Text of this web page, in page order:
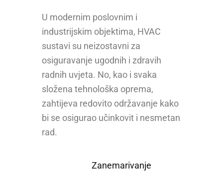
U modernim poslovnim i
industrijskim objektima, HVAC
sustavi su neizostavni za
osiguravanje ugodnih i zdravih
radnih uvjeta. No, kao i svaka
složena tehnološka oprema,
zahtijeva redovito održavanje kako
bi se osigurao učinkovit i nesmetan
rad.
Zanemarivanje